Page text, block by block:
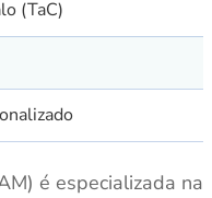
(TaC)
é especializada na